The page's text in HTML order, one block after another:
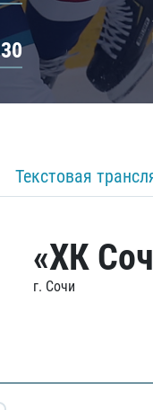
30
Текстовая
«ХК
г. Сочи